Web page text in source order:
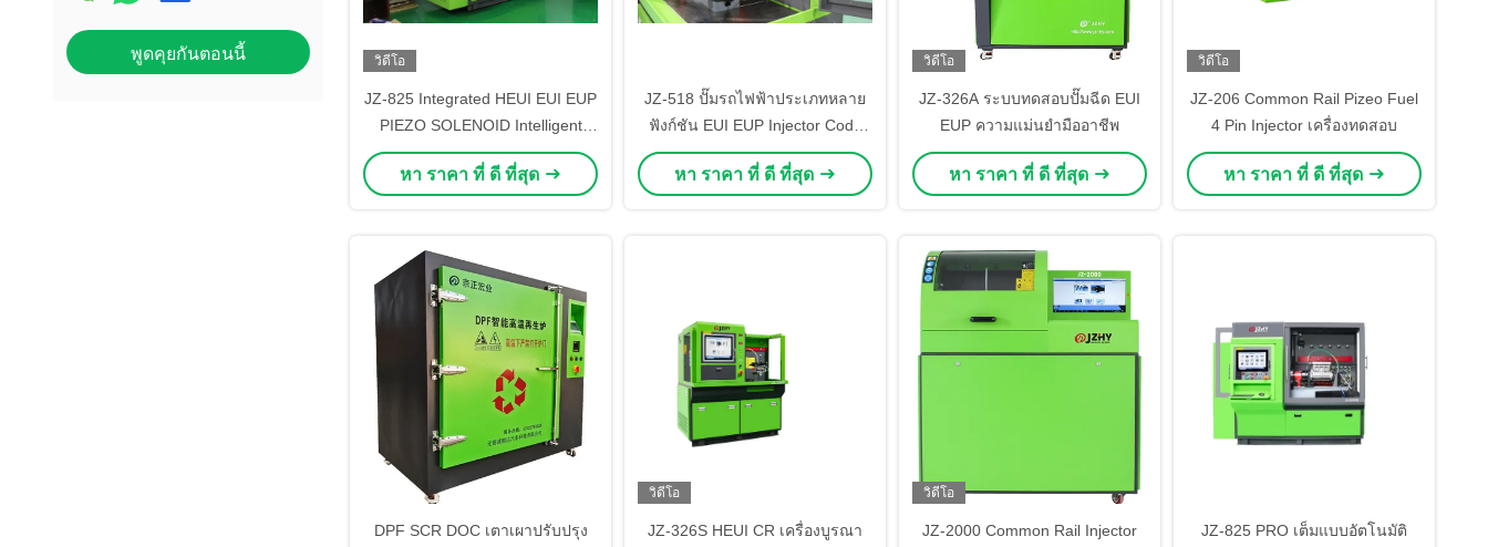
พูดคุยกันตอนนี้ วิดีโอ
JZ-825 Integrated HEUI EUI EUP
PIEZO SOLENOID Intelligent
Injector and 320D Pump Test
Bench เครื่องฉีดอัจฉริยะและเตียง
หา ราคา ที่ ดี ที่สุด
JZ-518 ปั๊มรถไฟฟ้าประเภทหลาย
ฟังก์ชัน EUI EUP Injector Code
BPI Test Bench
หา ราคา ที่ ดี ที่สุด
วิดีโอ
JZ-326A ระบบทดสอบปั๊มฉีด EUI
EUP ความแม่นยํามืออาชีพ
หา ราคา ที่ ดี ที่สุด
วิดีโอ
JZ-206 Common Rail Pizeo Fuel
4 Pin Injector เครื่องทดสอบ
หา ราคา ที่ ดี ที่สุด
DPF SCR DOC เตาเผาปรับปรุง
วิดีโอ
JZ-326S HEUI CR เครื่องบูรณา
วิดีโอ
JZ-2000 Common Rail Injector
JZ-825 PRO เต็มแบบอัตโนมัติ